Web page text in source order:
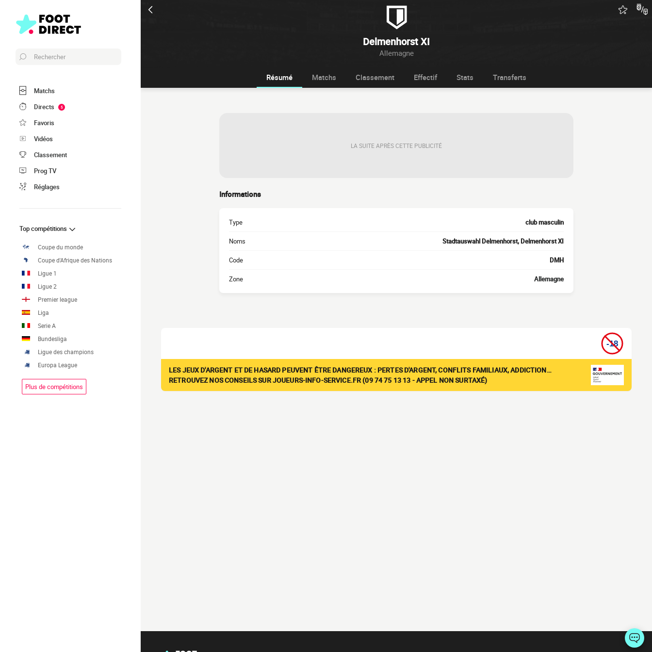
Delmenhorst XI
Allemagne
Rechercher
Matchs
Directs
5
Favoris
Vidéos
Classement
Prog TV
Réglages
Top compétitions
Coupe du monde
Coupe d'Afrique des Nations
Ligue 1
Ligue 2
Premier league
Liga
Serie A
Bundesliga
Ligue des champions
Europa League
Plus de compétitions
Résumé Matchs Classement Effectif Stats Transferts
LA SUITE APRÈS CETTE PUBLICITÉ
Informations
Type club masculin
Noms Stadtauswahl Delmenhorst, Delmenhorst XI
Code DMH
Zone Allemagne
LES JEUX D'ARGENT ET DE HASARD PEUVENT ÊTRE DANGEREUX : PERTES D'ARGENT, CONFLITS FAMILIAUX, ADDICTION…
RETROUVEZ NOS CONSEILS SUR JOUEURS-INFO-SERVICE.FR (09 74 75 13 13 - APPEL NON SURTAXÉ)